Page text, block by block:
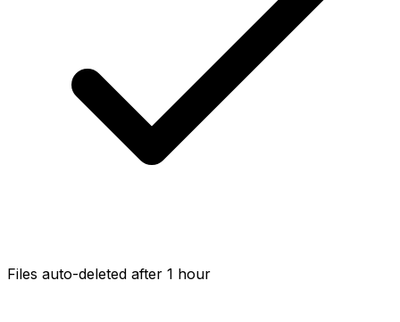
Files auto-deleted after 1 hour